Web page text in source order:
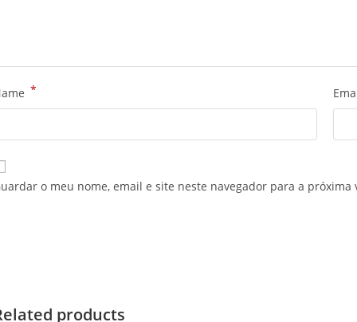
*
o meu nome, email e site neste navegador para a próxima
products